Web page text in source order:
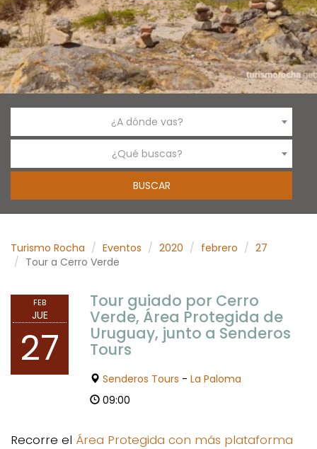
¿A dónde vas?
¿Qué buscas?
Turismo Rocha Eventos 2020 febrero
27
Tour a Cerro Verde
FEB
JUE
27
Tour guiado por Cerro
Verde, Área Protegida de
Uruguay, junto a Senderos
Tours
Senderos Tours - La Paloma
09:00
Recorre el Área Protegida con más plataforma